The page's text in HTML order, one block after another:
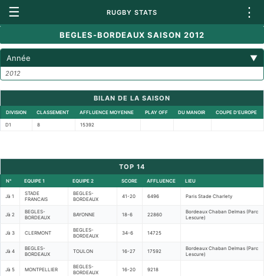
☰ RUGBY STATS ⋮
BEGLES-BORDEAUX SAISON 2012
Année ▼
2012
BILAN DE LA SAISON
DIVISION CLASSEMENT AFFLUENCE MOYENNE PLAY OFF DU MANOIR COUPE D'EUROPE
D1 8 15392
TOP 14
N° EQUIPE 1 EQUIPE 2 SCORE AFFLUENCE LIEU
Jà 1
STADE
FRANCAIS
BEGLES-
BORDEAUX
41-20 6496 Paris Stade Charlety
Jà 2
BEGLES-
BORDEAUX
BAYONNE 18-6 22860
Bordeaux Chaban Delmas (Parc
Lescure)
Jà 3 CLERMONT
BEGLES-
BORDEAUX
34-6 14725
Jà 4
BEGLES-
BORDEAUX
TOULON 16-27 17592
Bordeaux Chaban Delmas (Parc
Lescure)
Jà 5 MONTPELLIER
BEGLES-
BORDEAUX
16-20 9218